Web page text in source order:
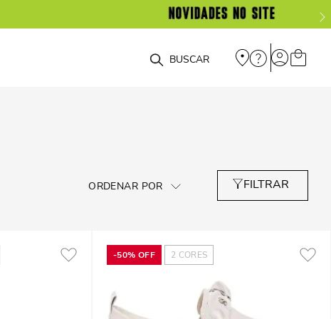
O que você está procurando?
-50% OFF 2 CORES